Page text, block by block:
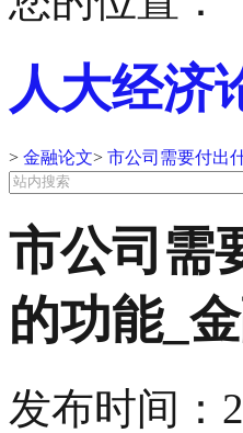
人大经济
> 金融论文> 市公司需要付出
市公司需
的功能_
发布时间：